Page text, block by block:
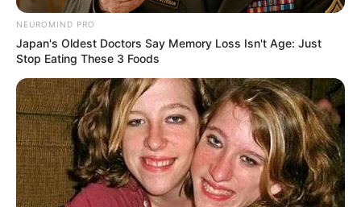
NEUROMIND PRO
Japan's Oldest Doctors Say Memory Loss Isn't Age: Just
Stop Eating These 3 Foods